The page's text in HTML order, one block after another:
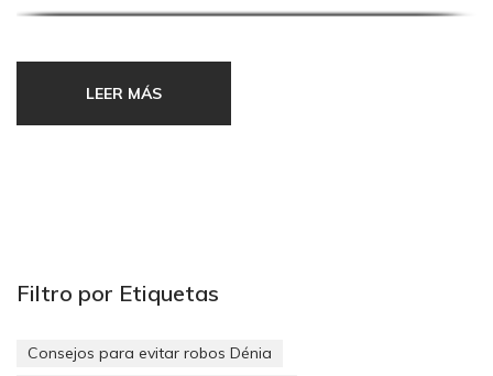
Ha de tener siempre una COPIA
COCHE, es obvia, sin llave usted nunca podrá poner el coche
en marcha, y por lo tanto, por mucho coche que tenga, sin
LEER MÁS
Filtro por Etiquetas
Consejos para evitar robos Dénia